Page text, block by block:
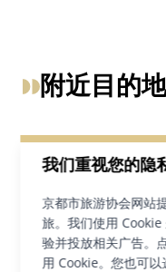
我们重视您的隐
京都市旅游协会网站
旅。我们使用
验并投放相关广告。
用 Cookie。您也可
附近目的地